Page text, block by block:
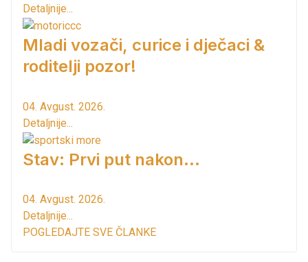
Detaljnije...
Mladi vozači, curice i dječaci &
roditelji pozor!
04. Avgust. 2026.
Detaljnije...
Stav: Prvi put nakon…
04. Avgust. 2026.
Detaljnije...
POGLEDAJTE SVE ČLANKE